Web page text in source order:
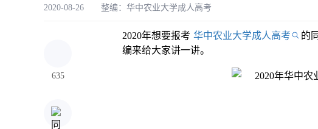
2020-08-26 整编： 华中农业大学成人高考
635
2020年想要报考 华中农业大学成人高考
的
编来给大家讲一讲。